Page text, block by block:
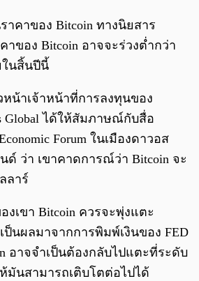
าคาของ Bitcoin ทางนิยสาร
าของ Bitcoin อาจจะร่วงต่ำกว่า
ในสิ้นปีนี้
หน้าเจ้าหน้าที่การลงทุนของ
Global ได้ให้สัมภาษณ์กับสื่อ
Forum ในเมืองดาวอส
ด์ ว่า เขาคาดการณ์ว่า Bitcoin จะ
ลาร์
เขา Bitcoin ควรจะพุ่งแตะ
ป็นผลมาจากการพิมพ์เงินของ FED
อาจจำเป็นต้องกลับไปแตะที่ระดับ
มันสามารถเติบโตต่อไปได้